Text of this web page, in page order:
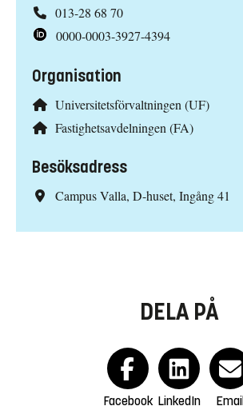
013-28 68 70
0000-0003-3927-4394
Organisation
Universitetsförvaltningen (UF)
Fastighetsavdelningen (FA)
Besöksadress
Campus Valla, D-huset, Ingång 41
DELA PÅ
Facebook LinkedIn Email